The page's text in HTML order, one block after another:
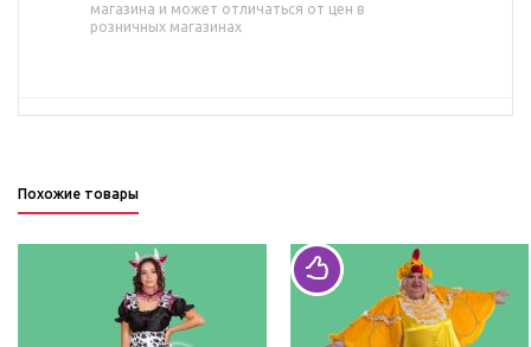
магазина и может отличаться от цен в
розничных магазинах
Похожие товары